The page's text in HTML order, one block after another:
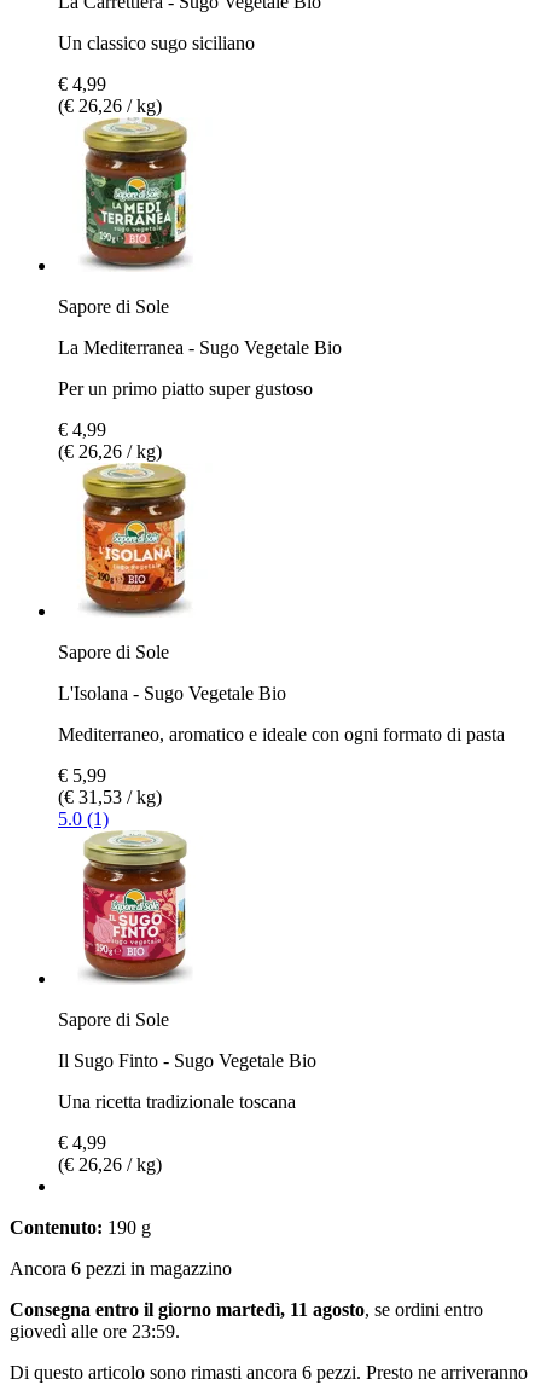
Un classico sugo siciliano
€ 4,99
(€ 26,26 / kg)
Sapore di Sole
La Mediterranea - Sugo Vegetale Bio
Per un primo piatto super gustoso
€ 4,99
(€ 26,26 / kg)
Sapore di Sole
L'Isolana - Sugo Vegetale Bio
Mediterraneo, aromatico e ideale con ogni formato di pasta
€ 5,99
(€ 31,53 / kg)
5.0 (1)
Sapore di Sole
Il Sugo Finto - Sugo Vegetale Bio
Una ricetta tradizionale toscana
€ 4,99
(€ 26,26 / kg)
Contenuto: 190 g
Ancora 6 pezzi in magazzino
Consegna entro il giorno martedì, 11 agosto, se ordini entro
giovedì alle ore 23:59.
Di questo articolo sono rimasti ancora 6 pezzi. Presto ne arriveranno